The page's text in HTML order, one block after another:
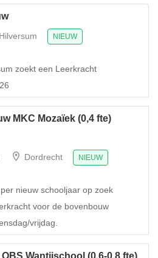
Hilversum NIEUW
zoekt een Leerkracht
MKC Mozaïek (0,4 fte)
Dordrecht NIEUW
nieuw schooljaar op zoek
voor de bovenbouw
vrijdag.